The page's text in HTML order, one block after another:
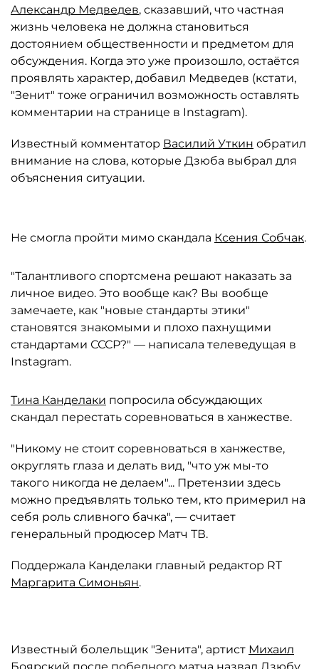
Александр Медведев, сказавший, что частная
жизнь человека не должна становиться
достоянием общественности и предметом для
обсуждения. Когда это уже произошло, остаётся
проявлять характер, добавил Медведев (кстати,
"Зенит" тоже ограничил возможность оставлять
комментарии на странице в Instagram).
Известный комментатор Василий Уткин обратил
внимание на слова, которые Дзюба выбрал для
объяснения ситуации.
Не смогла пройти мимо скандала Ксения Собчак.
"Талантливого спортсмена решают наказать за
личное видео. Это вообще как? Вы вообще
замечаете, как "новые стандарты этики"
становятся знакомыми и плохо пахнущими
стандартами СССР?" — написала телеведущая в
Instagram.
Тина Канделаки попросила обсуждающих
скандал перестать соревноваться в ханжестве.
"Никому не стоит соревноваться в ханжестве,
округлять глаза и делать вид, "что уж мы-то
такого никогда не делаем"... Претензии здесь
можно предъявлять только тем, кто примерил на
себя роль сливного бачка", — считает
генеральный продюсер Матч ТВ.
Поддержала Канделаки главный редактор RT
Маргарита Симоньян.
Известный болельщик "Зенита", артист Михаил